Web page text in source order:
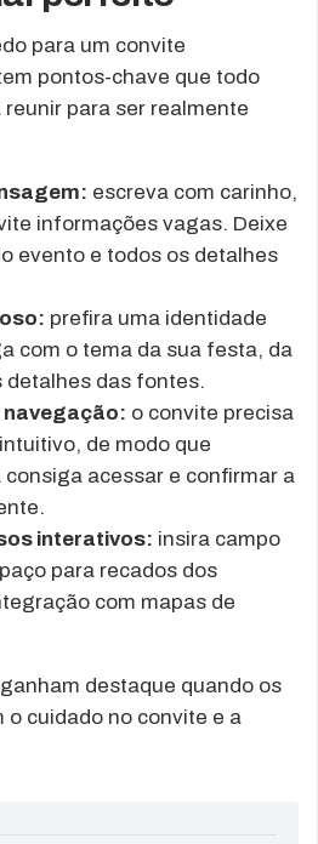
para um convite
pontos-chave que todo
para ser realmente
escreva com carinho,
informações vagas. Deixe
evento e todos os detalhes
prefira uma identidade
com o tema da sua festa, da
detalhes das fontes.
navegação: o convite precisa
de modo que
acessar e confirmar a
interativos: insira campo
para recados dos
com mapas de
destaque quando os
o cuidado no convite e a